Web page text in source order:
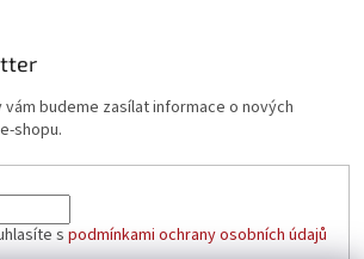
vám budeme zasílat informace o nových
shopu.
s podmínkami ochrany osobních údajů